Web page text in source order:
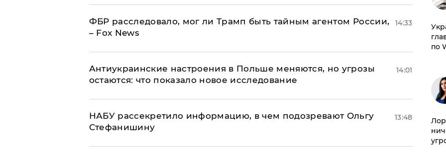
ФБР расследовало, мог ли Трамп быть тайным агентом России,
– Fox News
14:33
Антиукраинские настроения в Польше меняются, но угрозы
остаются: что показало новое исследование
14:01
НАБУ рассекретило информацию, в чем подозревают Ольгу
Стефанишину
13:48
по